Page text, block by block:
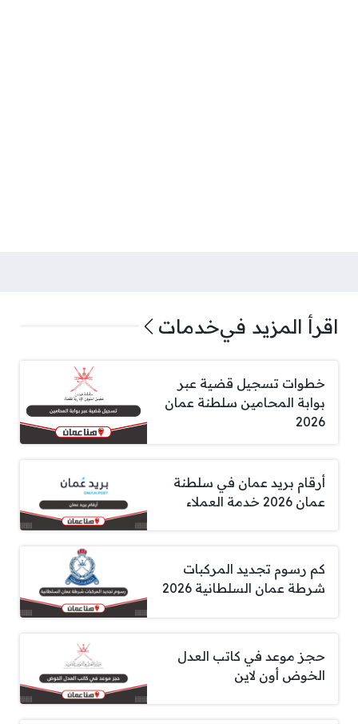
اقرأ المزيد فيخدمات
خطوات تسجيل قضية عبر
بوابة المحامين سلطنة عمان
2026
أرقام بريد عمان في سلطنة
عمان 2026 خدمة العملاء
كم رسوم تجديد المركبات
شرطة عمان السلطانية 2026
حجز موعد في كاتب العدل
الخوض أون لاين